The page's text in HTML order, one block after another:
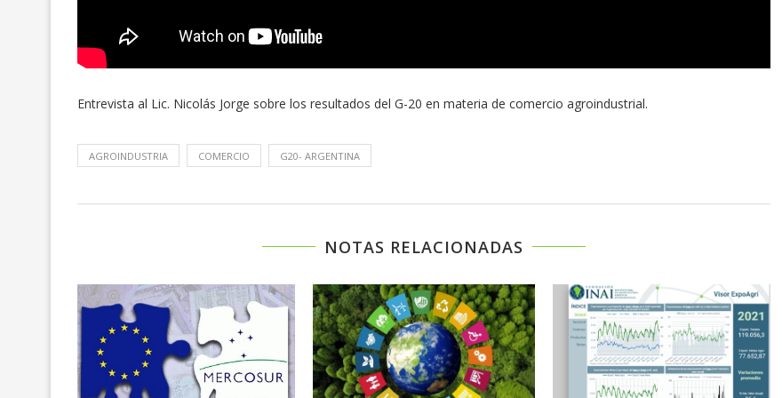
Entrevista al Lic. Nicolás Jorge sobre los resultados del G-20 en materia de comercio agroindustrial.
AGROINDUSTRIA COMERCIO G20- ARGENTINA
NOTAS RELACIONADAS